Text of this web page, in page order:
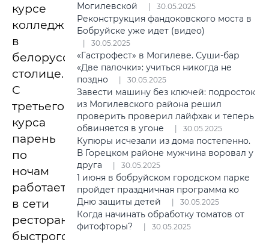
курсе
колледжа
в
белорусской
столице.
С
третьего
курса
парень
по
ночам
работает
в сети
ресторанов
быстрого
Могилевской
30.05.2025
Реконструкция фандоковского моста в
Бобруйске уже идет (видео)
30.05.2025
«Гастрофест» в Могилеве. Суши-бар
«Две палочки»: учиться никогда не
поздно
30.05.2025
Завести машину без ключей: подросток
из Могилевского района решил
проверить проверил лайфхак и теперь
обвиняется в угоне
30.05.2025
Купюры исчезали из дома постепенно.
В Горецком районе мужчина воровал у
друга
30.05.2025
1 июня в бобруйском городском парке
пройдет праздничная программа ко
Дню защиты детей
30.05.2025
Когда начинать обработку томатов от
фитофторы?
30.05.2025